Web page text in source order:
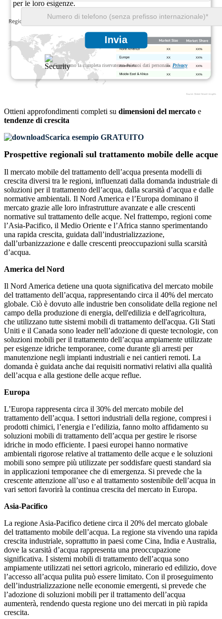
Invia
Garantiamo la completa riservatezza dei tuoi dati personali. Privacy
per le loro esigenze.
XX%
XX
XX%
XX
XX%
XX
XX%
XX
Ottieni approfondimenti completi su dimensioni del mercato e
tendenze di crescita
Scarica esempio GRATUITO
Prospettive regionali sul trattamento mobile delle acque
Il mercato mobile del trattamento dell’acqua presenta modelli di
crescita diversi tra le regioni, influenzati dalla domanda industriale di
soluzioni per il trattamento dell’acqua, dalla scarsità d’acqua e dalle
normative ambientali. Il Nord America e l’Europa dominano il
mercato grazie alle loro infrastrutture avanzate e alle crescenti
normative sul trattamento delle acque. Nel frattempo, regioni come
l’Asia-Pacifico, il Medio Oriente e l’Africa stanno sperimentando
una rapida crescita, guidata dall’industrializzazione,
dall’urbanizzazione e dalle crescenti preoccupazioni sulla scarsità
d’acqua.
America del Nord
Il Nord America detiene una quota significativa del mercato mobile
del trattamento dell’acqua, rappresentando circa il 40% del mercato
globale. Ciò è dovuto alle industrie ben consolidate della regione nel
campo della produzione di energia, dell'edilizia e dell'agricoltura,
che utilizzano tutte sistemi mobili di trattamento dell'acqua. Gli Stati
Uniti e il Canada sono leader nell’adozione di queste tecnologie, con
soluzioni mobili per il trattamento dell’acqua ampiamente utilizzate
per esigenze idriche temporanee, come durante gli arresti per
manutenzione negli impianti industriali e nei cantieri remoti. La
domanda è guidata anche dai requisiti normativi relativi alla qualità
dell’acqua e alla gestione delle acque reflue.
Europa
L’Europa rappresenta circa il 30% del mercato mobile del
trattamento dell’acqua. I settori industriali della regione, compresi i
prodotti chimici, l’energia e l’edilizia, fanno molto affidamento su
soluzioni mobili di trattamento dell’acqua per gestire le risorse
idriche in modo efficiente. I paesi europei hanno normative
ambientali rigorose relative al trattamento delle acque e le soluzioni
mobili sono sempre più utilizzate per soddisfare questi standard sia
in applicazioni temporanee che di emergenza. Si prevede che la
crescente attenzione all’uso e al trattamento sostenibile dell’acqua in
vari settori favorirà la continua crescita del mercato in Europa.
Asia-Pacifico
La regione Asia-Pacifico detiene circa il 20% del mercato globale
del trattamento mobile dell’acqua. La regione sta vivendo una rapida
crescita industriale, soprattutto in paesi come Cina, India e Australia,
dove la scarsità d’acqua rappresenta una preoccupazione
significativa. I sistemi mobili di trattamento dell’acqua sono
ampiamente utilizzati nei settori agricolo, minerario ed edilizio, dove
l’accesso all’acqua pulita può essere limitato. Con il proseguimento
dell’industrializzazione nelle economie emergenti, si prevede che
l’adozione di soluzioni mobili per il trattamento dell’acqua
aumenterà, rendendo questa regione uno dei mercati in più rapida
crescita.